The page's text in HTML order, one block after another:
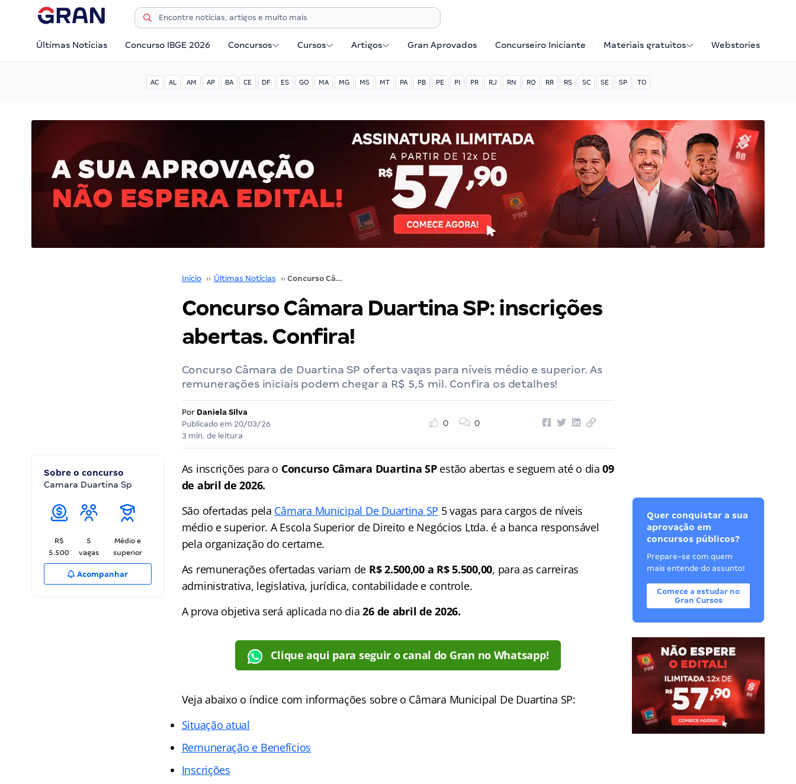
Últimas Notícias Concurso IBGE 2026 Concursos Cursos Artigos Gran Aprovados Concurseiro Iniciante Materiais gratuitos Webstories
AC AL AM AP BA CE DF ES GO MA MG MS MT PA PB PE PI PR RJ RN RO RR RS SC SE SP TO
Início ›› Últimas Notícias ›› Concurso Câmara Duartina SP: inscrições abertas. Confira!
Concurso Câmara Duartina SP: inscrições
abertas. Confira!
Concurso Câmara de Duartina SP oferta vagas para níveis médio e superior. As
remunerações iniciais podem chegar a R$ 5,5 mil. Confira os detalhes!
Por Daniela Silva
Publicado em 20/03/26
3 min. de leitura
0 0
Sobre o concurso
Camara Duartina Sp
R$
5.500
5
vagas
Médio e
superior
Acompanhar
As inscrições para o Concurso Câmara Duartina SP estão abertas e seguem até o dia09
de abril de 2026.
São ofertadas pela Câmara Municipal De Duartina SP 5 vagas para cargos de níveis
médio e superior. A Escola Superior de Direito e Negócios Ltda. é a banca responsável
pela organização do certame.
As remunerações ofertadas variam de R$ 2.500,00 a R$ 5.500,00, para as carreiras
administrativa, legislativa, jurídica, contabilidade e controle.
A prova objetiva será aplicada no dia26 de abril de 2026.
Clique aqui para seguir o canal do Gran no Whatsapp!
Veja abaixo o índice com informações sobre o Câmara Municipal De Duartina SP:
Situação atual
Remuneração e Benefícios
Inscrições
Quer conquistar a sua
aprovação em
concursos públicos?
Prepare-se com quem
mais entende do assunto!
Comece a estudar no
Gran Cursos